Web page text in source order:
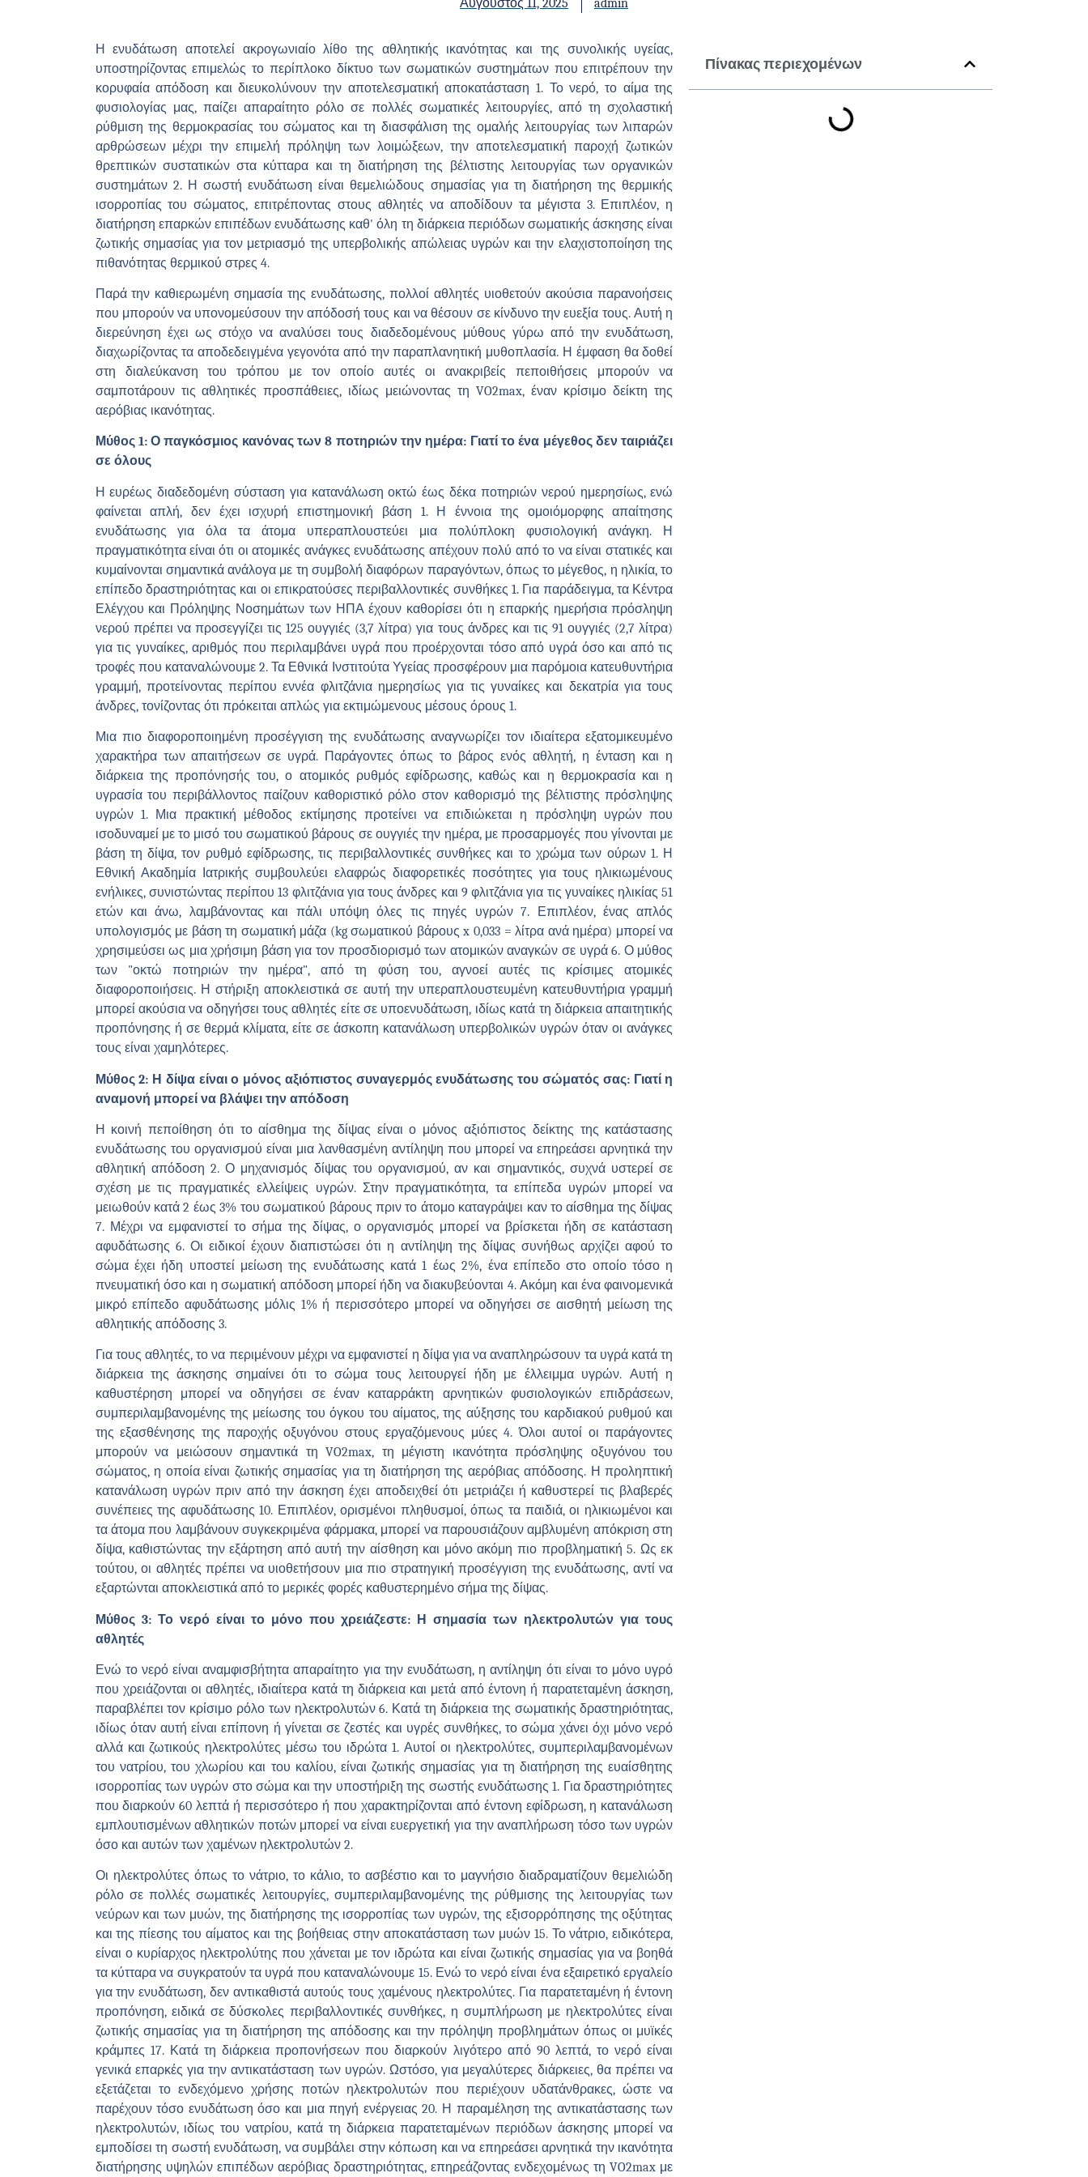
Αύγουστος 11, 2025 admin
Η ενυδάτωση αποτελεί ακρογωνιαίο λίθο της αθλητικής ικανότητας και της συνολικής υγείας,
υποστηρίζοντας επιμελώς το περίπλοκο δίκτυο των σωματικών συστημάτων που επιτρέπουν την
κορυφαία απόδοση και διευκολύνουν την αποτελεσματική αποκατάσταση 1. Το νερό, το αίμα της
φυσιολογίας μας, παίζει απαραίτητο ρόλο σε πολλές σωματικές λειτουργίες, από τη σχολαστική
ρύθμιση της θερμοκρασίας του σώματος και τη διασφάλιση της ομαλής λειτουργίας των λιπαρών
αρθρώσεων μέχρι την επιμελή πρόληψη των λοιμώξεων, την αποτελεσματική παροχή ζωτικών
θρεπτικών συστατικών στα κύτταρα και τη διατήρηση της βέλτιστης λειτουργίας των οργανικών
συστημάτων 2. Η σωστή ενυδάτωση είναι θεμελιώδους σημασίας για τη διατήρηση της θερμικής
ισορροπίας του σώματος, επιτρέποντας στους αθλητές να αποδίδουν τα μέγιστα 3. Επιπλέον, η
διατήρηση επαρκών επιπέδων ενυδάτωσης καθ' όλη τη διάρκεια περιόδων σωματικής άσκησης είναι
ζωτικής σημασίας για τον μετριασμό της υπερβολικής απώλειας υγρών και την ελαχιστοποίηση της
πιθανότητας θερμικού στρες 4.
Παρά την καθιερωμένη σημασία της ενυδάτωσης, πολλοί αθλητές υιοθετούν ακούσια παρανοήσεις
που μπορούν να υπονομεύσουν την απόδοσή τους και να θέσουν σε κίνδυνο την ευεξία τους. Αυτή η
διερεύνηση έχει ως στόχο να αναλύσει τους διαδεδομένους μύθους γύρω από την ενυδάτωση,
διαχωρίζοντας τα αποδεδειγμένα γεγονότα από την παραπλανητική μυθοπλασία. Η έμφαση θα δοθεί
στη διαλεύκανση του τρόπου με τον οποίο αυτές οι ανακριβείς πεποιθήσεις μπορούν να
σαμποτάρουν τις αθλητικές προσπάθειες, ιδίως μειώνοντας τη VO2max, έναν κρίσιμο δείκτη της
αερόβιας ικανότητας.
Μύθος 1: Ο παγκόσμιος κανόνας των 8 ποτηριών την ημέρα: Γιατί το ένα μέγεθος δεν ταιριάζει
σε όλους
Η ευρέως διαδεδομένη σύσταση για κατανάλωση οκτώ έως δέκα ποτηριών νερού ημερησίως, ενώ
φαίνεται απλή, δεν έχει ισχυρή επιστημονική βάση 1. Η έννοια της ομοιόμορφης απαίτησης
ενυδάτωσης για όλα τα άτομα υπεραπλουστεύει μια πολύπλοκη φυσιολογική ανάγκη. Η
πραγματικότητα είναι ότι οι ατομικές ανάγκες ενυδάτωσης απέχουν πολύ από το να είναι στατικές και
κυμαίνονται σημαντικά ανάλογα με τη συμβολή διαφόρων παραγόντων, όπως το μέγεθος, η ηλικία, το
επίπεδο δραστηριότητας και οι επικρατούσες περιβαλλοντικές συνθήκες 1. Για παράδειγμα, τα Κέντρα
Ελέγχου και Πρόληψης Νοσημάτων των ΗΠΑ έχουν καθορίσει ότι η επαρκής ημερήσια πρόσληψη
νερού πρέπει να προσεγγίζει τις 125 ουγγιές (3,7 λίτρα) για τους άνδρες και τις 91 ουγγιές (2,7 λίτρα)
για τις γυναίκες, αριθμός που περιλαμβάνει υγρά που προέρχονται τόσο από υγρά όσο και από τις
τροφές που καταναλώνουμε 2. Τα Εθνικά Ινστιτούτα Υγείας προσφέρουν μια παρόμοια κατευθυντήρια
γραμμή, προτείνοντας περίπου εννέα φλιτζάνια ημερησίως για τις γυναίκες και δεκατρία για τους
άνδρες, τονίζοντας ότι πρόκειται απλώς για εκτιμώμενους μέσους όρους 1.
Μια πιο διαφοροποιημένη προσέγγιση της ενυδάτωσης αναγνωρίζει τον ιδιαίτερα εξατομικευμένο
χαρακτήρα των απαιτήσεων σε υγρά. Παράγοντες όπως το βάρος ενός αθλητή, η ένταση και η
διάρκεια της προπόνησής του, ο ατομικός ρυθμός εφίδρωσης, καθώς και η θερμοκρασία και η
υγρασία του περιβάλλοντος παίζουν καθοριστικό ρόλο στον καθορισμό της βέλτιστης πρόσληψης
υγρών 1. Μια πρακτική μέθοδος εκτίμησης προτείνει να επιδιώκεται η πρόσληψη υγρών που
ισοδυναμεί με το μισό του σωματικού βάρους σε ουγγιές την ημέρα, με προσαρμογές που γίνονται με
βάση τη δίψα, τον ρυθμό εφίδρωσης, τις περιβαλλοντικές συνθήκες και το χρώμα των ούρων 1. Η
Εθνική Ακαδημία Ιατρικής συμβουλεύει ελαφρώς διαφορετικές ποσότητες για τους ηλικιωμένους
ενήλικες, συνιστώντας περίπου 13 φλιτζάνια για τους άνδρες και 9 φλιτζάνια για τις γυναίκες ηλικίας 51
ετών και άνω, λαμβάνοντας και πάλι υπόψη όλες τις πηγές υγρών 7. Επιπλέον, ένας απλός
υπολογισμός με βάση τη σωματική μάζα (kg σωματικού βάρους x 0,033 = λίτρα ανά ημέρα) μπορεί να
χρησιμεύσει ως μια χρήσιμη βάση για τον προσδιορισμό των ατομικών αναγκών σε υγρά 6. Ο μύθος
των "οκτώ ποτηριών την ημέρα", από τη φύση του, αγνοεί αυτές τις κρίσιμες ατομικές
διαφοροποιήσεις. Η στήριξη αποκλειστικά σε αυτή την υπεραπλουστευμένη κατευθυντήρια γραμμή
μπορεί ακούσια να οδηγήσει τους αθλητές είτε σε υποενυδάτωση, ιδίως κατά τη διάρκεια απαιτητικής
προπόνησης ή σε θερμά κλίματα, είτε σε άσκοπη κατανάλωση υπερβολικών υγρών όταν οι ανάγκες
τους είναι χαμηλότερες.
Μύθος 2: Η δίψα είναι ο μόνος αξιόπιστος συναγερμός ενυδάτωσης του σώματός σας: Γιατί η
αναμονή μπορεί να βλάψει την απόδοση
Η κοινή πεποίθηση ότι το αίσθημα της δίψας είναι ο μόνος αξιόπιστος δείκτης της κατάστασης
ενυδάτωσης του οργανισμού είναι μια λανθασμένη αντίληψη που μπορεί να επηρεάσει αρνητικά την
αθλητική απόδοση 2. Ο μηχανισμός δίψας του οργανισμού, αν και σημαντικός, συχνά υστερεί σε
σχέση με τις πραγματικές ελλείψεις υγρών. Στην πραγματικότητα, τα επίπεδα υγρών μπορεί να
μειωθούν κατά 2 έως 3% του σωματικού βάρους πριν το άτομο καταγράψει καν το αίσθημα της δίψας
7. Μέχρι να εμφανιστεί το σήμα της δίψας, ο οργανισμός μπορεί να βρίσκεται ήδη σε κατάσταση
αφυδάτωσης 6. Οι ειδικοί έχουν διαπιστώσει ότι η αντίληψη της δίψας συνήθως αρχίζει αφού το
σώμα έχει ήδη υποστεί μείωση της ενυδάτωσης κατά 1 έως 2%, ένα επίπεδο στο οποίο τόσο η
πνευματική όσο και η σωματική απόδοση μπορεί ήδη να διακυβεύονται 4. Ακόμη και ένα φαινομενικά
μικρό επίπεδο αφυδάτωσης μόλις 1% ή περισσότερο μπορεί να οδηγήσει σε αισθητή μείωση της
αθλητικής απόδοσης 3.
Για τους αθλητές, το να περιμένουν μέχρι να εμφανιστεί η δίψα για να αναπληρώσουν τα υγρά κατά τη
διάρκεια της άσκησης σημαίνει ότι το σώμα τους λειτουργεί ήδη με έλλειμμα υγρών. Αυτή η
καθυστέρηση μπορεί να οδηγήσει σε έναν καταρράκτη αρνητικών φυσιολογικών επιδράσεων,
συμπεριλαμβανομένης της μείωσης του όγκου του αίματος, της αύξησης του καρδιακού ρυθμού και
της εξασθένησης της παροχής οξυγόνου στους εργαζόμενους μύες 4. Όλοι αυτοί οι παράγοντες
μπορούν να μειώσουν σημαντικά τη VO2max, τη μέγιστη ικανότητα πρόσληψης οξυγόνου του
σώματος, η οποία είναι ζωτικής σημασίας για τη διατήρηση της αερόβιας απόδοσης. Η προληπτική
κατανάλωση υγρών πριν από την άσκηση έχει αποδειχθεί ότι μετριάζει ή καθυστερεί τις βλαβερές
συνέπειες της αφυδάτωσης 10. Επιπλέον, ορισμένοι πληθυσμοί, όπως τα παιδιά, οι ηλικιωμένοι και
τα άτομα που λαμβάνουν συγκεκριμένα φάρμακα, μπορεί να παρουσιάζουν αμβλυμένη απόκριση στη
δίψα, καθιστώντας την εξάρτηση από αυτή την αίσθηση και μόνο ακόμη πιο προβληματική 5. Ως εκ
τούτου, οι αθλητές πρέπει να υιοθετήσουν μια πιο στρατηγική προσέγγιση της ενυδάτωσης, αντί να
εξαρτώνται αποκλειστικά από το μερικές φορές καθυστερημένο σήμα της δίψας.
Μύθος 3: Το νερό είναι το μόνο που χρειάζεστε: Η σημασία των ηλεκτρολυτών για τους
αθλητές
Ενώ το νερό είναι αναμφισβήτητα απαραίτητο για την ενυδάτωση, η αντίληψη ότι είναι το μόνο υγρό
που χρειάζονται οι αθλητές, ιδιαίτερα κατά τη διάρκεια και μετά από έντονη ή παρατεταμένη άσκηση,
παραβλέπει τον κρίσιμο ρόλο των ηλεκτρολυτών 6. Κατά τη διάρκεια της σωματικής δραστηριότητας,
ιδίως όταν αυτή είναι επίπονη ή γίνεται σε ζεστές και υγρές συνθήκες, το σώμα χάνει όχι μόνο νερό
αλλά και ζωτικούς ηλεκτρολύτες μέσω του ιδρώτα 1. Αυτοί οι ηλεκτρολύτες, συμπεριλαμβανομένων
του νατρίου, του χλωρίου και του καλίου, είναι ζωτικής σημασίας για τη διατήρηση της ευαίσθητης
ισορροπίας των υγρών στο σώμα και την υποστήριξη της σωστής ενυδάτωσης 1. Για δραστηριότητες
που διαρκούν 60 λεπτά ή περισσότερο ή που χαρακτηρίζονται από έντονη εφίδρωση, η κατανάλωση
εμπλουτισμένων αθλητικών ποτών μπορεί να είναι ευεργετική για την αναπλήρωση τόσο των υγρών
όσο και αυτών των χαμένων ηλεκτρολυτών 2.
Οι ηλεκτρολύτες όπως το νάτριο, το κάλιο, το ασβέστιο και το μαγνήσιο διαδραματίζουν θεμελιώδη
ρόλο σε πολλές σωματικές λειτουργίες, συμπεριλαμβανομένης της ρύθμισης της λειτουργίας των
νεύρων και των μυών, της διατήρησης της ισορροπίας των υγρών, της εξισορρόπησης της οξύτητας
και της πίεσης του αίματος και της βοήθειας στην αποκατάσταση των μυών 15. Το νάτριο, ειδικότερα,
είναι ο κυρίαρχος ηλεκτρολύτης που χάνεται με τον ιδρώτα και είναι ζωτικής σημασίας για να βοηθά
τα κύτταρα να συγκρατούν τα υγρά που καταναλώνουμε 15. Ενώ το νερό είναι ένα εξαιρετικό εργαλείο
για την ενυδάτωση, δεν αντικαθιστά αυτούς τους χαμένους ηλεκτρολύτες. Για παρατεταμένη ή έντονη
προπόνηση, ειδικά σε δύσκολες περιβαλλοντικές συνθήκες, η συμπλήρωση με ηλεκτρολύτες είναι
ζωτικής σημασίας για τη διατήρηση της απόδοσης και την πρόληψη προβλημάτων όπως οι μυϊκές
κράμπες 17. Κατά τη διάρκεια προπονήσεων που διαρκούν λιγότερο από 90 λεπτά, το νερό είναι
γενικά επαρκές για την αντικατάσταση των υγρών. Ωστόσο, για μεγαλύτερες διάρκειες, θα πρέπει να
εξετάζεται το ενδεχόμενο χρήσης ποτών ηλεκτρολυτών που περιέχουν υδατάνθρακες, ώστε να
παρέχουν τόσο ενυδάτωση όσο και μια πηγή ενέργειας 20. Η παραμέληση της αντικατάστασης των
ηλεκτρολυτών, ιδίως του νατρίου, κατά τη διάρκεια παρατεταμένων περιόδων άσκησης μπορεί να
εμποδίσει τη σωστή ενυδάτωση, να συμβάλει στην κόπωση και να επηρεάσει αρνητικά την ικανότητα
διατήρησης υψηλών επιπέδων αερόβιας δραστηριότητας, επηρεάζοντας ενδεχομένως τη VO2max με
Πίνακας περιεχομένων